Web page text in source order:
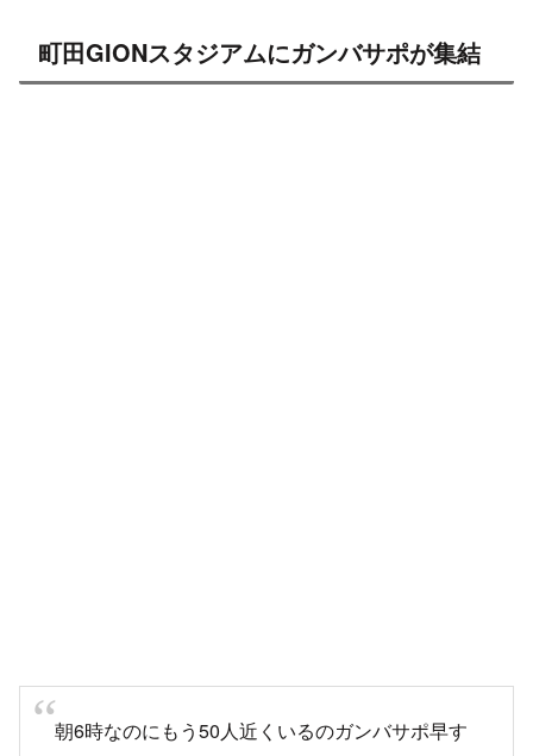
町田GIONスタジアムにガンバサポが集結
朝6時なのにもう50人近くいるのガンバサポ早す